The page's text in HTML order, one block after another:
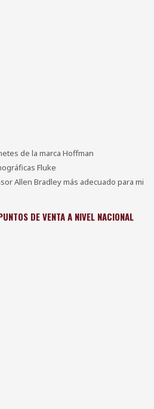
de la marca Hoffman
Fluke
Allen Bradley más adecuado para mi
DE VENTA A NIVEL NACIONAL